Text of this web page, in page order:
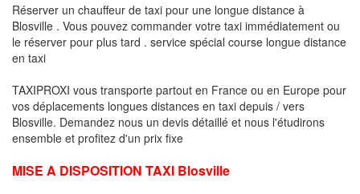
Réserver un chauffeur de taxi pour une longue distance à
Blosville . Vous pouvez commander votre taxi immédiatement ou
le réserver pour plus tard . service spécial course longue distance
en taxi
TAXIPROXI vous transporte partout en France ou en Europe pour
vos déplacements longues distances en taxi depuis / vers
Blosville. Demandez nous un devis détaillé et nous l'étudirons
ensemble et profitez d'un prix fixe
MISE A DISPOSITION TAXI Blosville